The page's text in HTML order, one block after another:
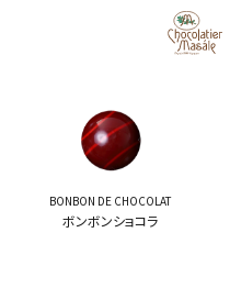
BONBON DE CHOCOLAT
ボンボンショコラ